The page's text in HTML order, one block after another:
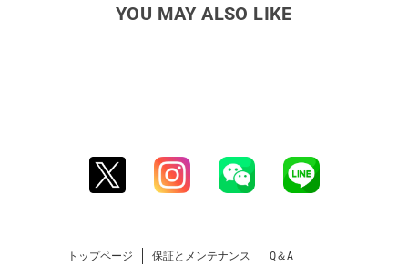
YOU MAY ALSO LIKE
トップページ 保証とメンテナンス Q＆A